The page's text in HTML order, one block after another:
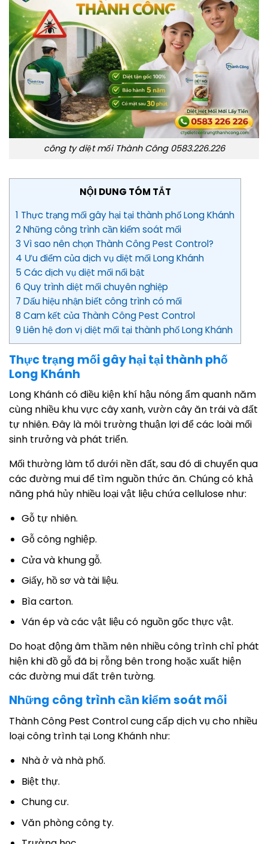
công ty diệt mối Thành Công 0583.226.226
NỘI DUNG TÓM TẮT
1 Thực trạng mối gây hại tại thành phố Long Khánh
2 Những công trình cần kiểm soát mối
3 Vì sao nên chọn Thành Công Pest Control?
4 Ưu điểm của dịch vụ diệt mối Long Khánh
5 Các dịch vụ diệt mối nổi bật
6 Quy trình diệt mối chuyên nghiệp
7 Dấu hiệu nhận biết công trình có mối
8 Cam kết của Thành Công Pest Control
9 Liên hệ đơn vị diệt mối tại thành phố Long Khánh
Thực trạng mối gây hại tại thành phố
Long Khánh
Long Khánh có điều kiện khí hậu nóng ẩm quanh năm
cùng nhiều khu vực cây xanh, vườn cây ăn trái và đất
tự nhiên. Đây là môi trường thuận lợi để các loài mối
sinh trưởng và phát triển.
Mối thường làm tổ dưới nền đất, sau đó di chuyển qua
các đường mui để tìm nguồn thức ăn. Chúng có khả
năng phá hủy nhiều loại vật liệu chứa cellulose như:
Gỗ tự nhiên.
Gỗ công nghiệp.
Cửa và khung gỗ.
Giấy, hồ sơ và tài liệu.
Bìa carton.
Ván ép và các vật liệu có nguồn gốc thực vật.
Do hoạt động âm thầm nên nhiều công trình chỉ phát
hiện khi đồ gỗ đã bị rỗng bên trong hoặc xuất hiện
các đường mui đất trên tường.
Những công trình cần kiểm soát mối
Thành Công Pest Control cung cấp dịch vụ cho nhiều
loại công trình tại Long Khánh như:
Nhà ở và nhà phố.
Biệt thự.
Chung cư.
Văn phòng công ty.